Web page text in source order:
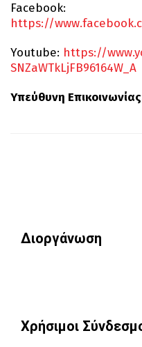
Facebook:
https://
Youtube: https://
SNZaWTkLjFB96164W_A
Yπεύθυνη
Διοργάνωση
Χρήσιμοι